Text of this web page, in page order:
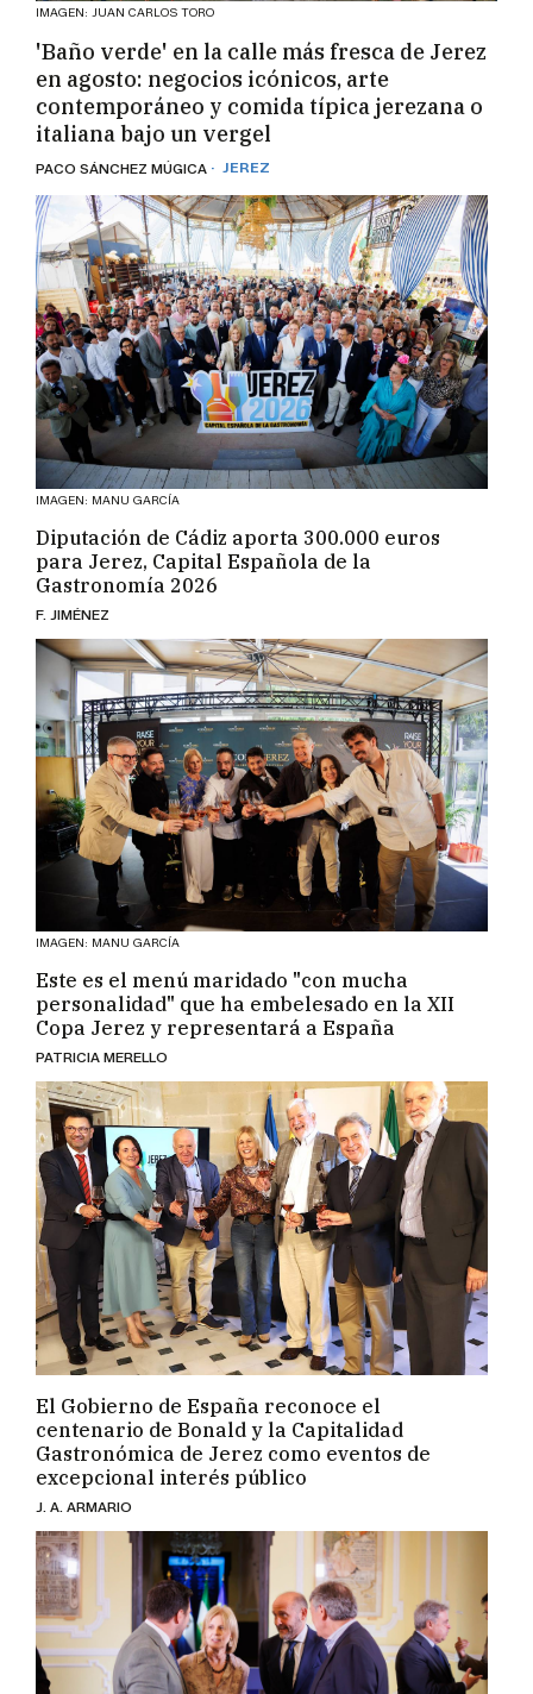
IMAGEN: JUAN CARLOS TORO
'Baño verde' en la calle más fresca de Jerez
en agosto: negocios icónicos, arte
contemporáneo y comida típica jerezana o
italiana bajo un vergel
PACO SÁNCHEZ MÚGICA · JEREZ
IMAGEN: MANU GARCÍA
Diputación de Cádiz aporta 300.000 euros
para Jerez, Capital Española de la
Gastronomía 2026
F. JIMÉNEZ
IMAGEN: MANU GARCÍA
Este es el menú maridado "con mucha
personalidad" que ha embelesado en la XII
Copa Jerez y representará a España
PATRICIA MERELLO
El Gobierno de España reconoce el
centenario de Bonald y la Capitalidad
Gastronómica de Jerez como eventos de
excepcional interés público
J. A. ARMARIO